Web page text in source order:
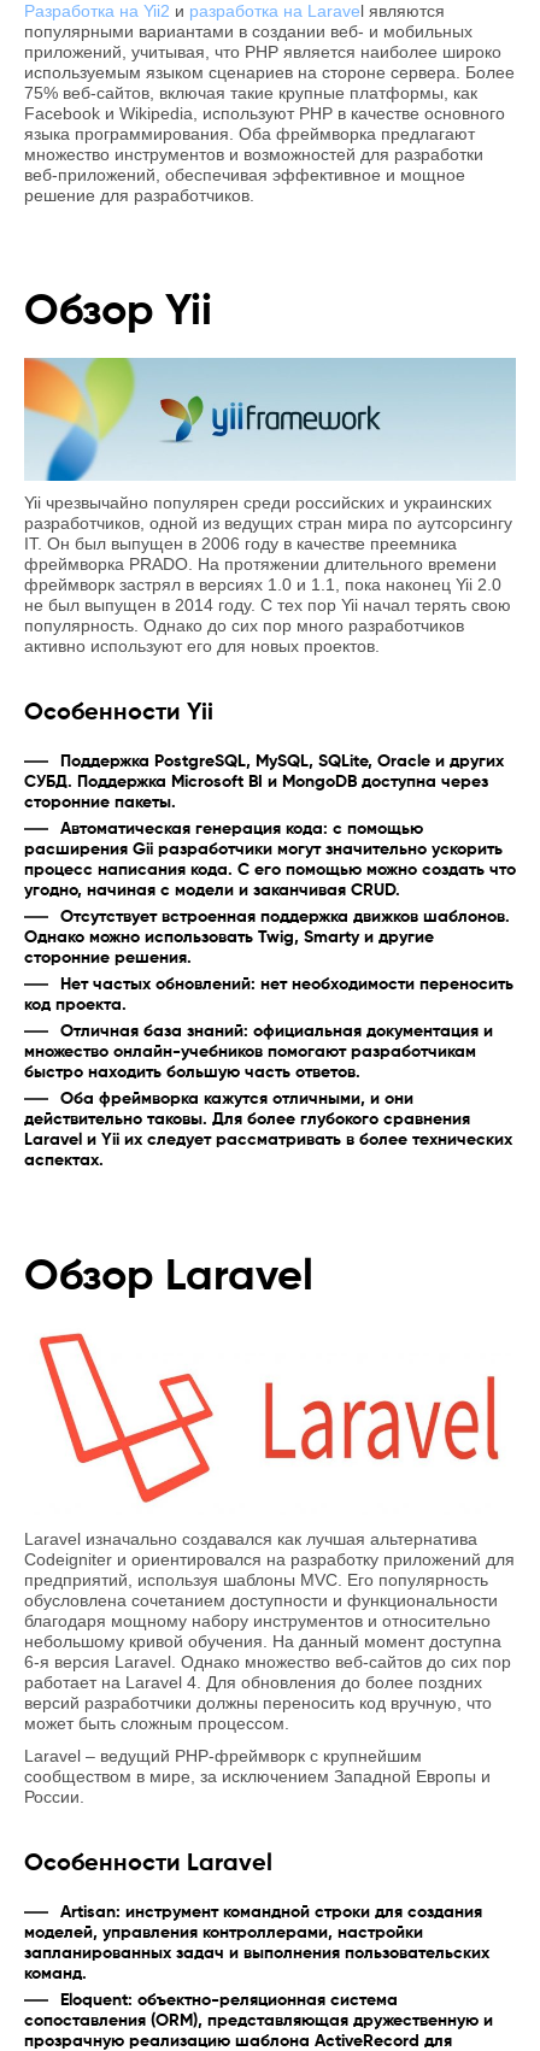
Разработка на Yii2 и разработка на Laravel являются
популярными вариантами в создании веб- и мобильных
приложений, учитывая, что PHP является наиболее широко
используемым языком сценариев на стороне сервера. Более
75% веб-сайтов, включая такие крупные платформы, как
Facebook и Wikipedia, используют PHP в качестве основного
языка программирования. Оба фреймворка предлагают
множество инструментов и возможностей для разработки
веб-приложений, обеспечивая эффективное и мощное
решение для разработчиков.
Обзор Yii
Yii чрезвычайно популярен среди российских и украинских
разработчиков, одной из ведущих стран мира по аутсорсингу
IT. Он был выпущен в 2006 году в качестве преемника
фреймворка PRADO. На протяжении длительного времени
фреймворк застрял в версиях 1.0 и 1.1, пока наконец Yii 2.0
не был выпущен в 2014 году. С тех пор Yii начал терять свою
популярность. Однако до сих пор много разработчиков
активно используют его для новых проектов.
Особенности Yii
Поддержка PostgreSQL, MySQL, SQLite, Oracle и других
СУБД. Поддержка Microsoft BI и MongoDB доступна через
сторонние пакеты.
Автоматическая генерация кода: с помощью
расширения Gii разработчики могут значительно ускорить
процесс написания кода. С его помощью можно создать что
угодно, начиная с модели и заканчивая CRUD.
Отсутствует встроенная поддержка движков шаблонов.
Однако можно использовать Twig, Smarty и другие
сторонние решения.
Нет частых обновлений: нет необходимости переносить
код проекта.
Отличная база знаний: официальная документация и
множество онлайн-учебников помогают разработчикам
быстро находить большую часть ответов.
Оба фреймворка кажутся отличными, и они
действительно таковы. Для более глубокого сравнения
Laravel и Yii их следует рассматривать в более технических
аспектах.
Обзор Laravel
Laravel изначально создавался как лучшая альтернатива
Codeigniter и ориентировался на разработку приложений для
предприятий, используя шаблоны MVC. Его популярность
обусловлена сочетанием доступности и функциональности
благодаря мощному набору инструментов и относительно
небольшому кривой обучения. На данный момент доступна
6-я версия Laravel. Однако множество веб-сайтов до сих пор
работает на Laravel 4. Для обновления до более поздних
версий разработчики должны переносить код вручную, что
может быть сложным процессом.
Laravel – ведущий PHP-фреймворк с крупнейшим
сообществом в мире, за исключением Западной Европы и
России.
Особенности Laravel
Artisan: инструмент командной строки для создания
моделей, управления контроллерами, настройки
запланированных задач и выполнения пользовательских
команд.
Eloquent: объектно-реляционная система
сопоставления (ORM), представляющая дружественную и
прозрачную реализацию шаблона ActiveRecord для